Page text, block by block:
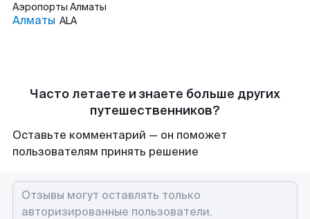
Аэропорты Алматы
Алматы ALA
Часто летаете и знаете больше других
путешественников?
Оставьте комментарий — он поможет
пользователям принять решение